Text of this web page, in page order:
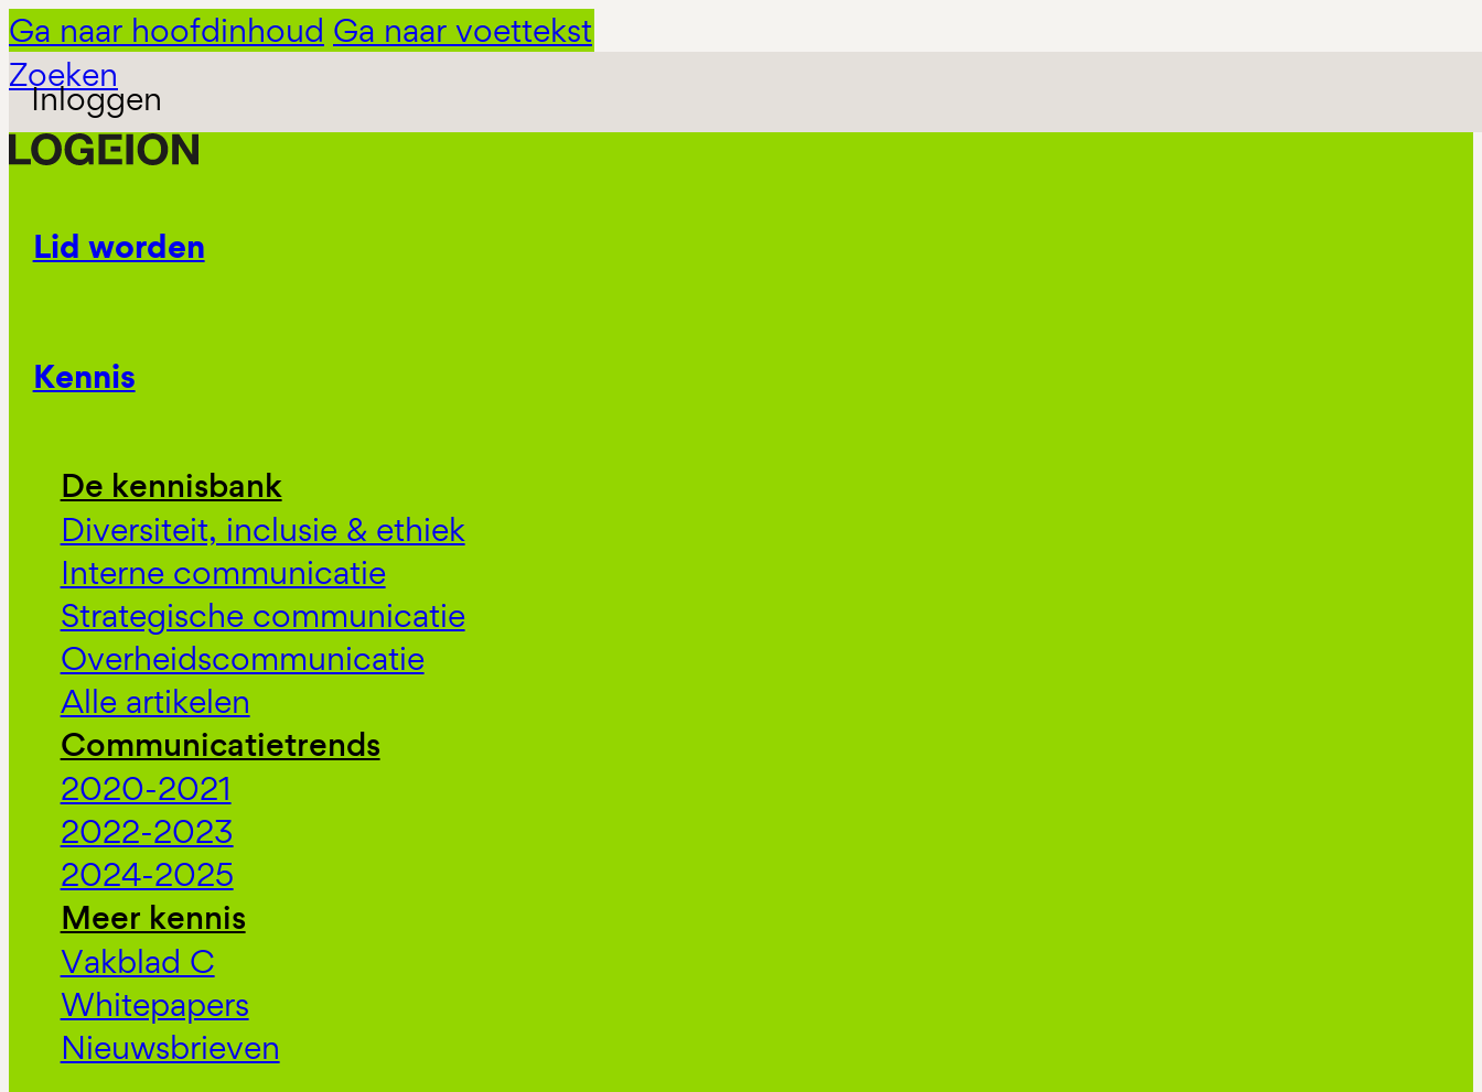
Ga naar hoofdinhoud Ga naar voettekst
Zoeken
Inloggen
Lid worden
Kennis
De kennisbank
Diversiteit, inclusie & ethiek
Interne communicatie
Strategische communicatie
Overheidscommunicatie
Alle artikelen
Communicatietrends
2020-2021
2022-2023
2024-2025
Meer kennis
Vakblad C
Whitepapers
Nieuwsbrieven